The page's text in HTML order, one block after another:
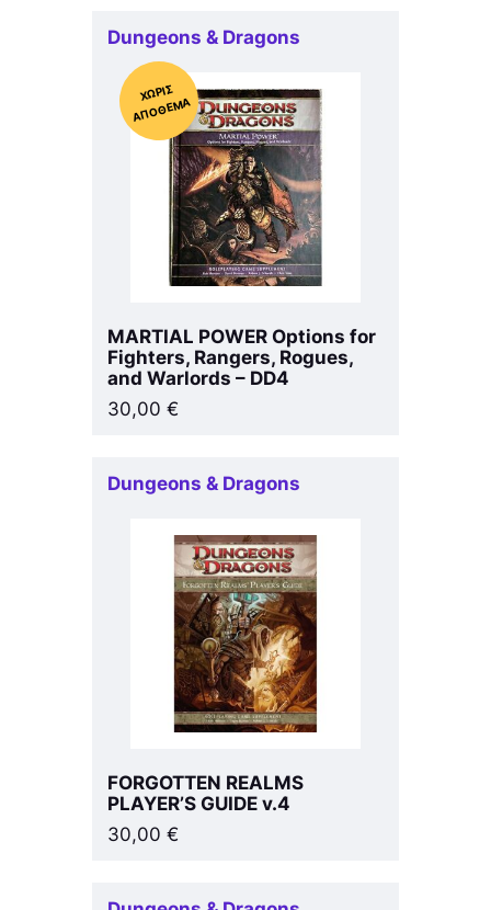
Dungeons & Dragons
Χ
ΩΡΊΣ
Α
Π
Ό
ΘΕ
ΜΑ
MARTIAL POWER Options for
Fighters, Rangers, Rogues,
and Warlords – DD4
30,00 €
Dungeons & Dragons
FORGOTTEN REALMS
PLAYER’S GUIDE v.4
30,00 €